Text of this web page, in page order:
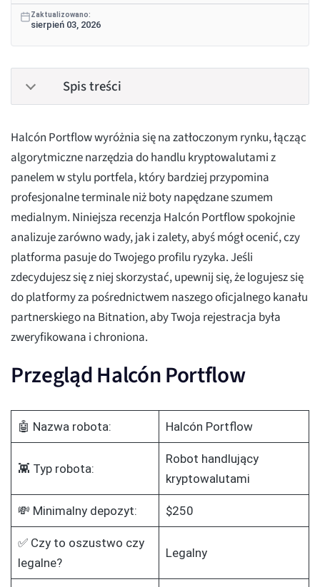
Zaktualizowano:
sierpień 03, 2026
Spis treści
Halcón Portflow wyróżnia się na zatłoczonym rynku, łącząc
algorytmiczne narzędzia do handlu kryptowalutami z
panelem w stylu portfela, który bardziej przypomina
profesjonalne terminale niż boty napędzane szumem
medialnym. Niniejsza recenzja Halcón Portflow spokojnie
analizuje zarówno wady, jak i zalety, abyś mógł ocenić, czy
platforma pasuje do Twojego profilu ryzyka. Jeśli
zdecydujesz się z niej skorzystać, upewnij się, że logujesz się
do platformy za pośrednictwem naszego oficjalnego kanału
partnerskiego na Bitnation, aby Twoja rejestracja była
zweryfikowana i chroniona.
Przegląd Halcón Portflow
🤖 Nazwa robota: Halcón Portflow
👾 Typ robota:
Robot handlujący
kryptowalutami
💸 Minimalny depozyt: $250
✅ Czy to oszustwo czy
legalne?
Legalny